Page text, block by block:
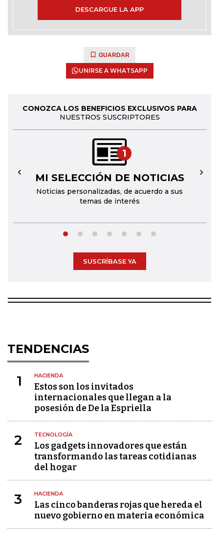
DESCARGUE LA APP
GUARDAR
UNIRSE A WHATSAPP
CONOZCA LOS BENEFICIOS EXCLUSIVOS PARA
NUESTROS SUSCRIPTORES
1
MI SELECCIÓN DE NOTICIAS
Noticias personalizadas, de acuerdo a sus
temas de interés
← →
SUSCRÍBASE YA
TENDENCIAS
1 HACIENDA
Estos son los invitados
internacionales que llegan a la
posesión de De la Espriella
2 TECNOLOGÍA
Los gadgets innovadores que están
transformando las tareas cotidianas
del hogar
3 HACIENDA
Las cinco banderas rojas que hereda el
nuevo gobierno en materia económica